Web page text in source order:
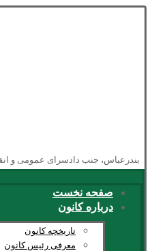
بندرعباس، جنب دادسرای عمومی و
صفحه نخست
درباره کانون
تاریخچه کانون
معرفی رئیس کانون